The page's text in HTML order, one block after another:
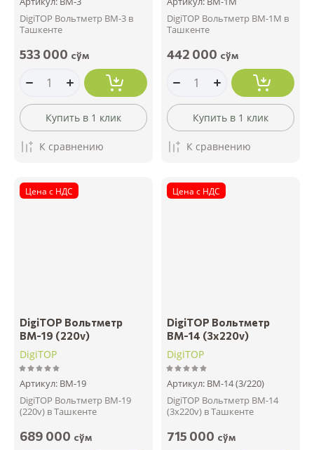
DigiTOP Вольтметр ВМ-3 в
Ташкенте
533 000 сўм
Купить в 1 клик
К сравнению
DigiTOP Вольтметр ВМ-1М в
Ташкенте
442 000 сўм
Купить в 1 клик
К сравнению
Цена с НДС
DigiTOP Вольтметр
ВМ-19 (220v)
DigiTOP
Артикул: ВМ-19
DigiTOP Вольтметр ВМ-19
(220v) в Ташкенте
689 000 сўм
Цена с НДС
DigiTOP Вольтметр
ВМ-14 (3x220v)
DigiTOP
Артикул: ВМ-14 (3/220)
DigiTOP Вольтметр ВМ-14
(3x220v) в Ташкенте
715 000 сўм